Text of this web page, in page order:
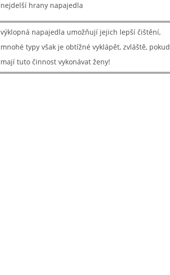
nejdelší hrany napajedla
výklopná napajedla umožňují jejich lepší čištění,
mnohé typy však je obtížné vyklápět, zvláště, pokud
mají tuto činnost vykonávat ženy!